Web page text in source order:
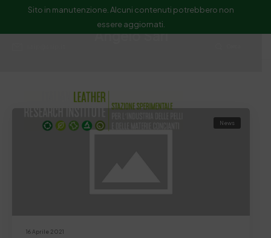
Sito in manutenzione. Alcuni contenuti potrebbero non
essere aggiornati.
Angelo Sari
16 Aprile 2021
News